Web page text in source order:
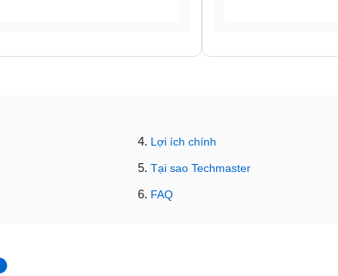
Lợi ích chính
Tại sao Techmaster
FAQ